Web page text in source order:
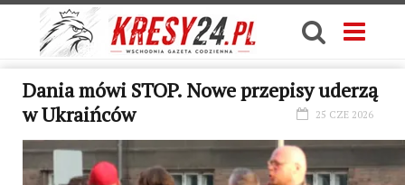
Dania mówi STOP. Nowe przepisy uderzą
w Ukraińców
25 CZE 2026